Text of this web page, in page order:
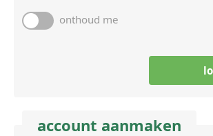
onthoud me
account aanmaken